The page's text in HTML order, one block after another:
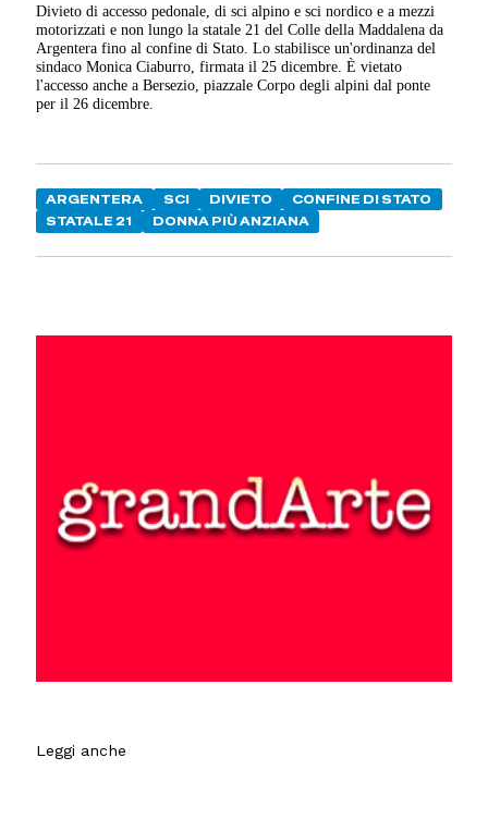
Divieto di accesso pedonale, di sci alpino e sci nordico e a mezzi
motorizzati e non lungo la statale 21 del Colle della Maddalena da
Argentera fino al confine di Stato. Lo stabilisce un'ordinanza del
sindaco Monica Ciaburro, firmata il 25 dicembre. È vietato
l'accesso anche a Bersezio, piazzale Corpo degli alpini dal ponte
per il 26 dicembre.
ARGENTERA SCI DIVIETO
CONFINE DI STATO
STATALE 21
DONNA PIÙ ANZIANA
Leggi anche